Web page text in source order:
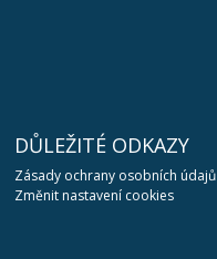
DŮLEŽITÉ ODKAZY
Zásady ochrany osobních údajů
Změnit nastavení cookies